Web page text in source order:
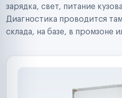
Ремонт спецтехники
Ритейл-сети
Управляющие компании
Страховые компании
зарядка, свет, питание
Диагностика проводится
склада, на базе, в промзоне